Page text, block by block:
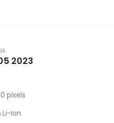
2023
pixels
Li-Ion